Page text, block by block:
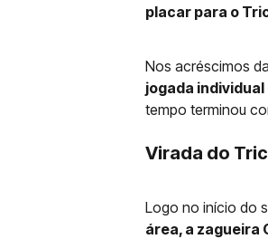
placar para o
Nos acréscimos
jogada individual
tempo terminou
Virada do
Logo no início do
área, a zagueira